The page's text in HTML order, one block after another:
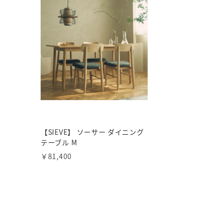
【SIEVE】 ソーサー ダイニング
テーブル M
￥81,400